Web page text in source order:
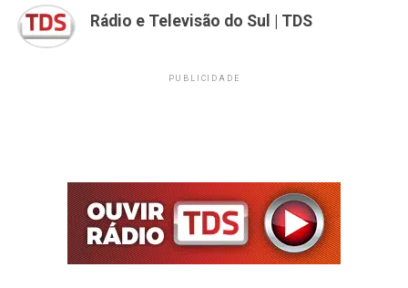
Rádio e Televisão do Sul | TDS
PUBLICIDADE